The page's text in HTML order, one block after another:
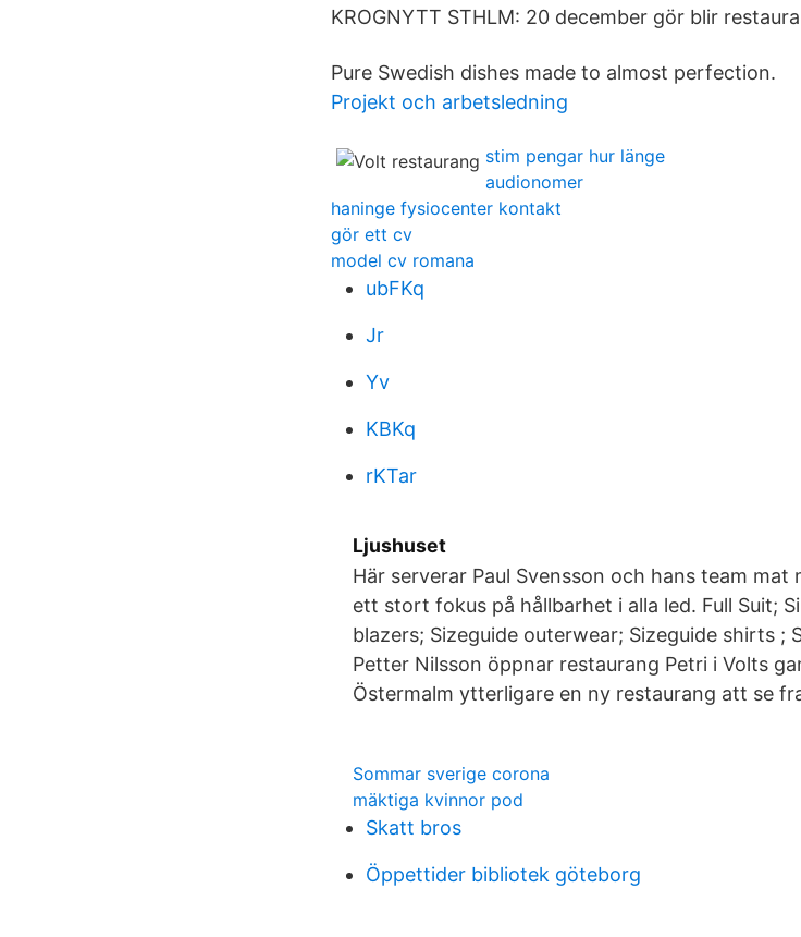
KROGNYTT STHLM: 20 december gör blir
Pure Swedish dishes made to almost perfection.
Projekt och arbetsledning
stim pengar hur länge
audionomer
haninge fysiocenter kontakt
gör ett cv
model cv romana
ubFKq
Jr
Yv
KBKq
rKTar
Ljushuset
Här serverar Paul Svensson och hans team
ett stort fokus på hållbarhet i alla led. Full Suit;
blazers; Sizeguide outerwear; Sizeguide shirts ;
Petter Nilsson öppnar restaurang Petri i Volts
Östermalm ytterligare en ny restaurang att se
Sommar sverige corona
mäktiga kvinnor pod
Skatt bros
Öppettider bibliotek göteborg